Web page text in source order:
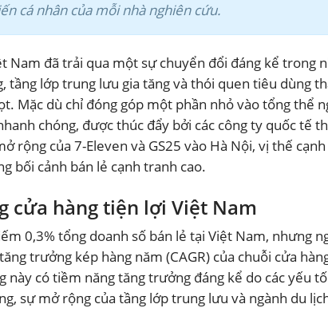
cá nhân của mỗi nhà nghiên cứu.
Nam đã trải qua một sự chuyển đổi đáng kể trong
tầng lớp trung lưu gia tăng và thói quen tiêu dùng
Mặc dù chỉ đóng góp một phần nhỏ vào tổng thể
chóng, được thúc đẩy bởi các công ty quốc tế
rộng của 7-Eleven và GS25 vào Hà Nội, vị thế
bối cảnh bán lẻ cạnh tranh cao.
cửa hàng tiện lợi Việt Nam
0,3% tổng doanh số bán lẻ tại Việt Nam, nhưng
trưởng kép hàng năm (CAGR) của chuỗi cửa
này có tiềm năng tăng trưởng đáng kể do các yếu
sự mở rộng của tầng lớp trung lưu và ngành du